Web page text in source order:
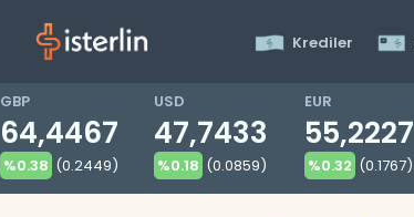
Krediler
GBP
64,4467
%0.38 (0.2449)
USD
47,7433
%0.18 (0.0859)
EUR
55,2227
%0.32 (0.1767)